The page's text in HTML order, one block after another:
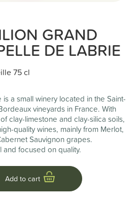
GRAND
DE LABRIE
75 cl
a small winery located in the Saint-
vineyards in France. With
clay-limestone and clay-silica soils,
quality wines, mainly from Merlot,
Sauvignon grapes.
and focused on quality.
Add to cart